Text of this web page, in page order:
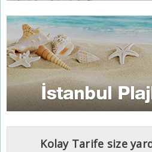
Kolay Tarife size